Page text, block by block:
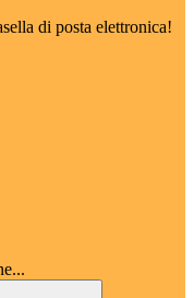
di posta elettronica!